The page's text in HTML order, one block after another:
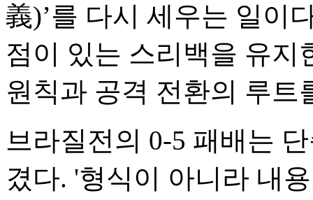
義)’를 다시 세우는 일이
점이 있는 스리백을 유지
원칙과 공격 전환의 루트
브라질전의 0-5 패배는
겼다. '형식이 아니라 내